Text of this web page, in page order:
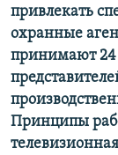
привлекать
охранные
принимают
Принципы